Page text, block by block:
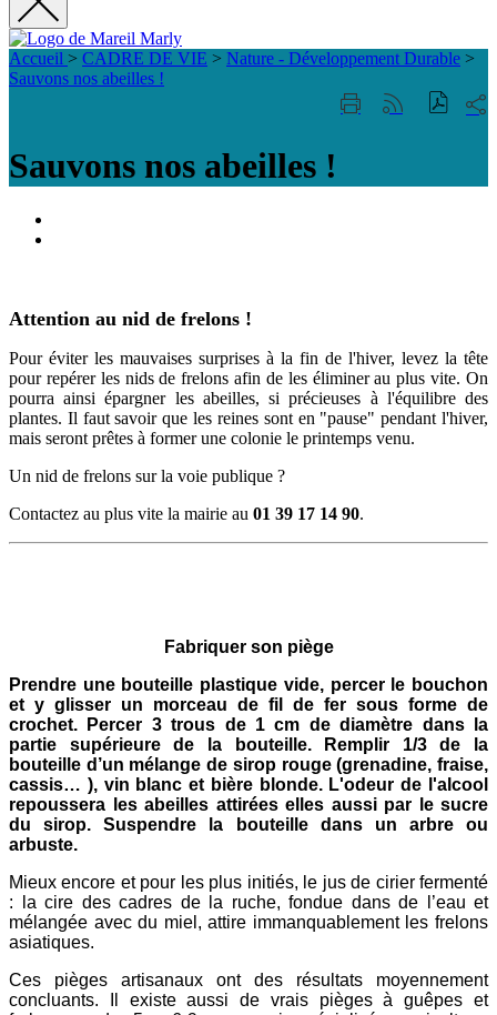
Fermer
la
recherche
Accueil > CADRE DE VIE > Nature - Développement Durable >
Sauvons nos abeilles !
ImprimerGénérer
sur
Sauvons nos abeilles !
Attention au nid de frelons !
Pour éviter les mauvaises surprises à la fin de l'hiver, levez la tête
pour repérer les nids de frelons afin de les éliminer au plus vite. On
pourra ainsi épargner les abeilles, si précieuses à l'équilibre des
plantes. Il faut savoir que les reines sont en "pause" pendant l'hiver,
mais seront prêtes à former une colonie le printemps venu.
Un nid de frelons sur la voie publique ?
Contactez au plus vite la mairie au 01 39 17 14 90.
Fabriquer son piège
Prendre une bouteille plastique vide, percer le bouchon
et y glisser un morceau de fil de fer sous forme de
crochet. Percer 3 trous de 1 cm de diamètre dans la
partie supérieure de la bouteille. Remplir 1/3 de la
bouteille d’un mélange de sirop rouge (grenadine, fraise,
cassis… ), vin blanc et bière blonde. L'odeur de l'alcool
repoussera les abeilles attirées elles aussi par le sucre
du sirop. Suspendre la bouteille dans un arbre ou
arbuste.
Mieux encore et pour les plus initiés, le jus de cirier fermenté
: la cire des cadres de la ruche, fondue dans de l’eau et
mélangée avec du miel, attire immanquablement les frelons
asiatiques.
Ces pièges artisanaux ont des résultats moyennement
concluants. Il existe aussi de vrais pièges à guêpes et